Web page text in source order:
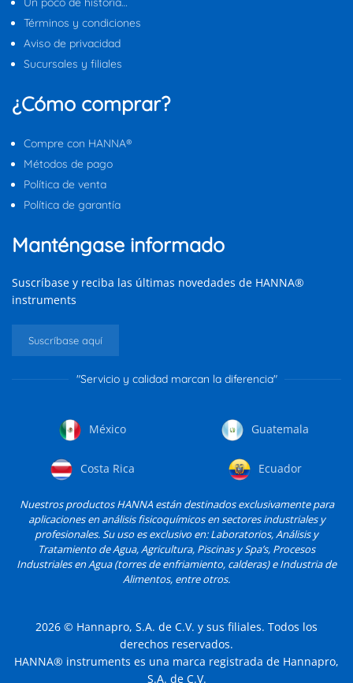
Términos y condiciones
Aviso de privacidad
Sucursales y filiales
¿Cómo comprar?
Compre con HANNA®
Métodos de pago
Política de venta
Política de garantía
Manténgase informado
Suscríbase y reciba las últimas novedades de HANNA®
instruments
Suscríbase aquí
"Servicio y calidad marcan la diferencia"
México Guatemala
Costa Rica Ecuador
Nuestros productos HANNA están destinados exclusivamente para
aplicaciones en análisis fisicoquímicos en sectores industriales y
profesionales. Su uso es exclusivo en: Laboratorios, Análisis y
Tratamiento de Agua, Agricultura, Piscinas y Spa’s, Procesos
Industriales en Agua (torres de enfriamiento, calderas) e Industria de
Alimentos, entre otros.
2026 © Hannapro, S.A. de C.V. y sus filiales. Todos los
derechos reservados.
HANNA® instruments es una marca registrada de Hannapro,
S.A. de C.V.